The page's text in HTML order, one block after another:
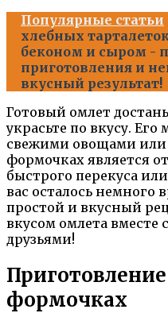
Популярные статьи
хлебных
беконом и сыром -
приготовления и
вкусный результат!
Готовый омлет
украсьте по вкусу.
свежими овощами или
формочках является
быстрого перекуса
вас осталось немного
простой и вкусный
вкусом омлета вместе
друзьями!
формочках